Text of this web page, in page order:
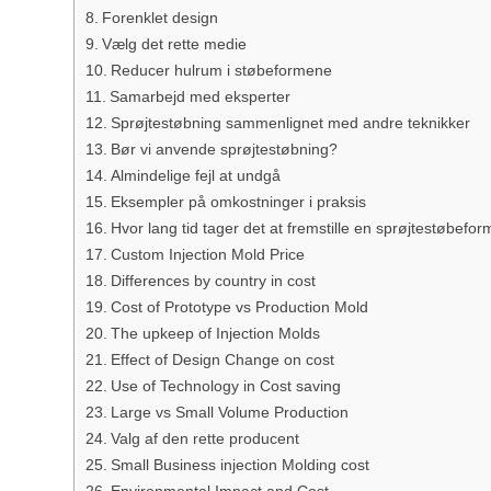
Forenklet design
Vælg det rette medie
Reducer hulrum i støbeformene
Samarbejd med eksperter
Sprøjtestøbning sammenlignet med andre teknikker
Bør vi anvende sprøjtestøbning?
Almindelige fejl at undgå
Eksempler på omkostninger i praksis
Hvor lang tid tager det at fremstille en
Custom Injection Mold Price
Differences by country in cost
Cost of Prototype vs Production Mold
The upkeep of Injection Molds
Effect of Design Change on cost
Use of Technology in Cost saving
Large vs Small Volume Production
Valg af den rette producent
Small Business injection Molding cost